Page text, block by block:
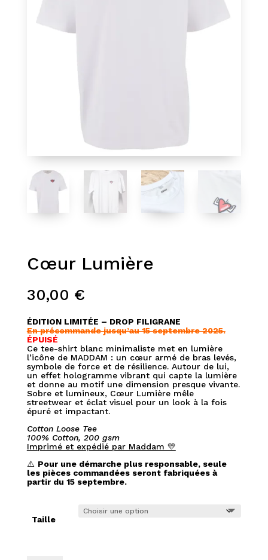
Cœur Lumière
30,00 €
ÉDITION LIMITÉE – DROP FILIGRANE
En précommande jusqu’au 15 septembre 2025.
ÉPUISÉ
Ce tee-shirt blanc minimaliste met en lumière
l’icône de MADDAM : un cœur armé de bras levés,
symbole de force et de résilience. Autour de lui,
un effet hologramme vibrant qui capte la lumière
et donne au motif une dimension presque vivante.
Sobre et lumineux, Cœur Lumière mêle
streetwear et éclat visuel pour un look à la fois
épuré et impactant.
Cotton Loose Tee
100% Cotton, 200 gsm
Imprimé et expédié par Maddam 💛
⚠️ Pour une démarche plus responsable, seule
les pièces commandées seront fabriquées à
partir du 15 septembre.
Taille